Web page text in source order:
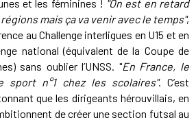
et les féminines ! "On est en retard
mais ça va venir avec le temps",
au Challenge interligues en U15 et en
national (équivalent de la Coupe de
sans oublier l’UNSS. "En France, le
sport n°1 chez les scolaires". C’est
que les dirigeants hérouvillais, en
de créer une section futsal au